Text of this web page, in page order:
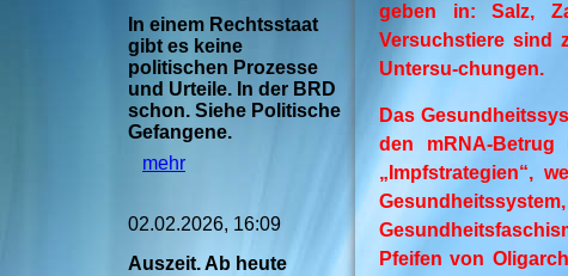
geben in: Salz,
Versuchstiere sind
Untersu-chungen.
Das
den mRNA-
„Impfstrategien“,
Pfeifen von
In einem Rechtsstaat
gibt es keine
politischen Prozesse
und Urteile. In der BRD
schon. Siehe Politische
Gefangene.
mehr
02.02.2026, 16:09
Auszeit. Ab heute